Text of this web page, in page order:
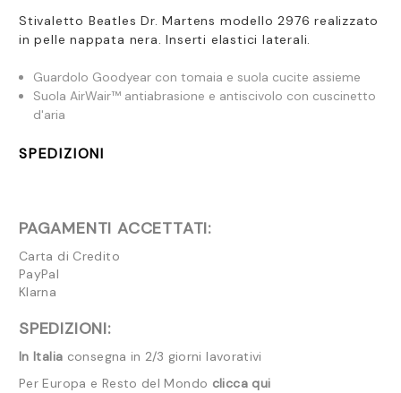
Stivaletto Beatles Dr. Martens modello 2976 realizzato
in pelle nappata nera. Inserti elastici laterali.
Guardolo Goodyear con tomaia e suola cucite assieme
Suola AirWair™ antiabrasione e antiscivolo con cuscinetto
d'aria
SPEDIZIONI
PAGAMENTI ACCETTATI:
Carta di Credito
PayPal
Klarna
SPEDIZIONI:
In Italia consegna in 2/3 giorni lavorativi
Per Europa e Resto del Mondo clicca qui